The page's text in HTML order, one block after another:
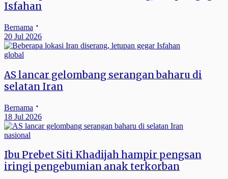
Isfahan
Bernama
20 Jul 2026
global
AS lancar gelombang serangan baharu di
selatan Iran
Bernama
18 Jul 2026
nasional
Ibu Prebet Siti Khadijah hampir pengsan
iringi pengebumian anak terkorban